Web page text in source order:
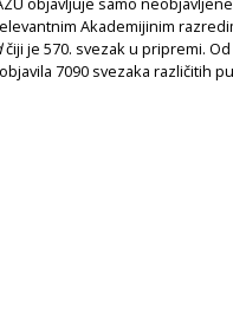
Akademijinim
čiji je 570. svezak u pripremi.
7090 svezaka različitih